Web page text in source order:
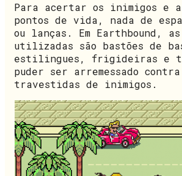
Para acertar os inimigos e
pontos de vida, nada de
ou lanças. Em Earthbound, as
utilizadas são bastões de
estilingues, frigideiras e
puder ser arremessado
travestidas de inimigos.